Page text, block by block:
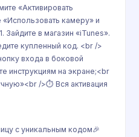
«Активировать
камеру» и
Зайдите в магазин «iTunes».
купленный код. <br />
входа в боковой
инструкциям на экране;<br
/>⏱ Вся активация
с уникальным кодом🎉